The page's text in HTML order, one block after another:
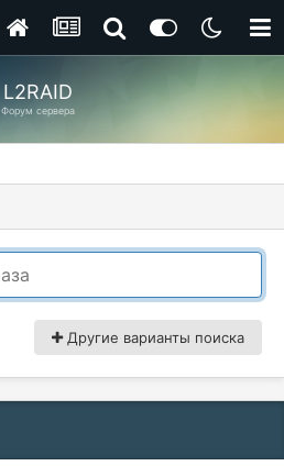
L2RAID
Форум сервера
Другие варианты поиска